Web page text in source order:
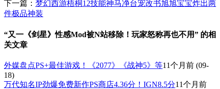
下一篇： 梦幻西游梧桐12技能神马净台宠改书旭旭宝宝炸出两
件极品神装
“又一《剑星》性感Mod被N站移除！玩家怒称再也不用” 的相
关文章
外媒盘点PS+最佳游戏！《2077》《战神5》等11个月前 (09-
18)
万代知名IP劲爆免费新作PS商店4.36分！IGN8.5分11个月前